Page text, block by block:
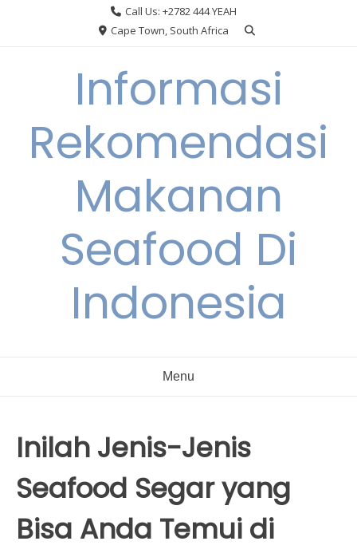
Call Us: +2782 444 YEAH
Cape Town, South Africa
Informasi
Rekomendasi
Makanan
Seafood Di
Indonesia
Menu
Inilah Jenis-Jenis
Seafood Segar yang
Bisa Anda Temui di